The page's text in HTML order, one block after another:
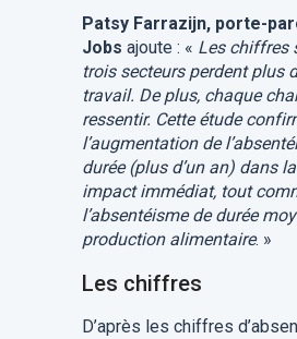
Patsy Farrazijn, porte-
Jobs ajoute : « Les chiffres
trois secteurs perdent plus
travail. De plus, chaque
ressentir. Cette étude
l’augmentation de
durée (plus d’un an) dans
impact immédiat, tout
l’absentéisme de durée
production alimentaire. »
Les chiffres
D’après les chiffres